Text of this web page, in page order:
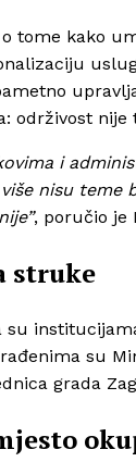
tome kako
održivost nije
i
nisu teme
, poručio je
struke
su
su
grada